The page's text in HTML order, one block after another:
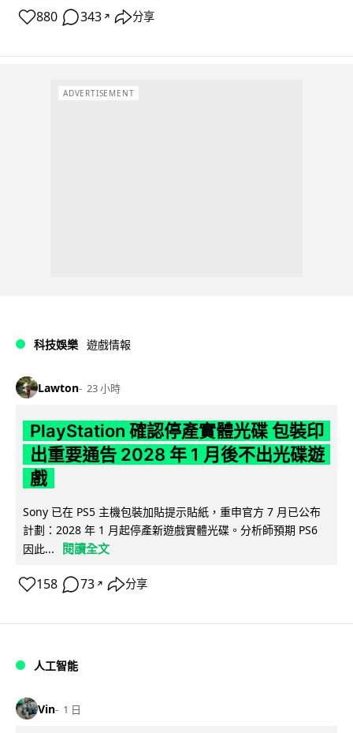
880 343 ↗ 分享
ADVERTISEMENT
科技娛樂 遊戲情報
Lawton 23 小時
PlayStation 確認停產實體光碟 包裝印
出重要通告 2028 年 1 月後不出光碟遊
戲
Sony 已在 PS5 主機包裝加貼提示貼紙，重申官方 7 月已公布
計劃：2028 年 1 月起停產新遊戲實體光碟。分析師預期 PS6
因此...
閱讀全文
158 73 ↗ 分享
人工智能
Vin 1 日